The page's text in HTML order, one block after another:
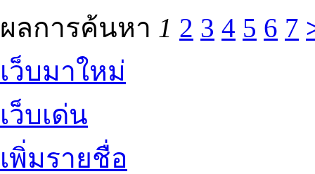
ผลการค้นหา 1 2 3 4 5 6 7
เว็บมาใหม่
เว็บเด่น
เพิ่มรายชื่อ